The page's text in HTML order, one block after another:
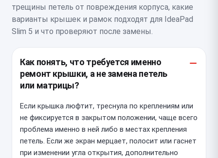
трещины петель от повреждения корпуса, какие
варианты крышек и рамок подходят для IdeaPad
Slim 5 и что проверяют после замены.
Как понять, что требуется именно
ремонт крышки, а не замена петель
или матрицы?
Если крышка люфтит, треснула по креплениям или
не фиксируется в закрытом положении, чаще всего
проблема именно в ней либо в местах крепления
петель. Если же экран мерцает, полосит или гаснет
при изменении угла открытия, дополнительно